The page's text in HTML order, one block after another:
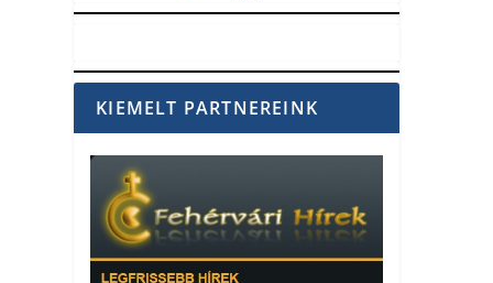
KIEMELT PARTNEREINK